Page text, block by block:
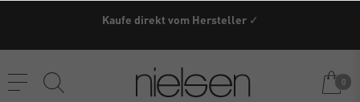
Kaufe direkt vom Hersteller ✓
0